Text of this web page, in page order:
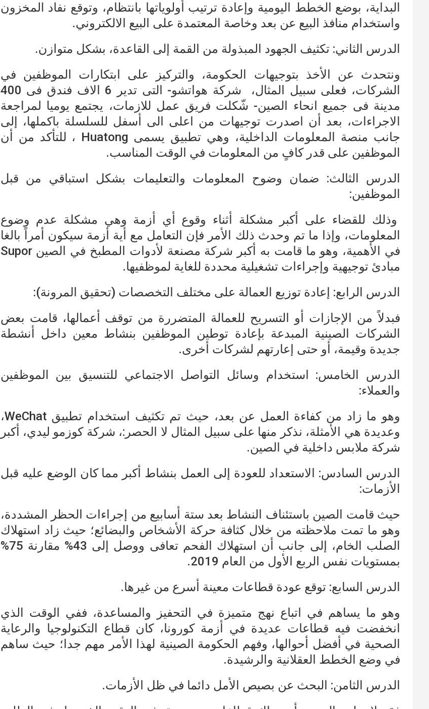
البداية، بوضع الخطط اليومية وإعادة ترتيب أولوياتها بانتظام، وتوقع نفاد المخزون
واستخدام منافذ البيع عن بعد وخاصة المعتمدة على البيع الالكتروني.
الدرس الثاني: تكثيف الجهود المبذولة من القمة إلى القاعدة، بشكل متوازن.
ونتحدث عن الأخذ بتوجيهات الحكومة، والتركيز على ابتكارات الموظفين في
الشركات، فعلى سبيل المثال، شركة هواتشو- التى تدير 6 الاف فندق فى 400
مدينة فى جميع انحاء الصين- شّكلت فريق عمل للازمات، يجتمع يوميا لمراجعة
الاجراءات، بعد أن اصدرت توجيهات من اعلى الى أسفل للسلسلة باكملها، إلى
جانب منصة المعلومات الداخلية، وهي تطبيق يسمى Huatong ، للتأكد من أن
الموظفين على قدر كافٍ من المعلومات في الوقت المناسب.
الدرس الثالث: ضمان وضوح المعلومات والتعليمات بشكل استباقي من قبل
الموظفين:
وذلك للقضاء على أكبر مشكلة أثناء وقوع أي أزمة وهي مشكلة عدم وضوع
المعلومات، وإذا ما تم وحدث ذلك الأمر فإن التعامل مع أية أزمة سيكون أمراً بالغا
في الأهمية، وهو ما قامت به أكبر شركة مصنعة لأدوات المطبخ في الصين Supor
مبادئ توجيهية وإجراءات تشغيلية محددة للغاية لموظفيها.
الدرس الرابع: إعادة توزيع العمالة على مختلف التخصصات (تحقيق المرونة):
فبدلاً من الإجازات أو التسريح للعمالة المتضررة من توقف أعمالها، قامت بعض
الشركات الصينية المبدعة بإعادة توطين الموظفين بنشاط معين داخل أنشطة
جديدة وقيمة، أو حتى إعارتهم لشركات أخرى.
الدرس الخامس: استخدام وسائل التواصل الاجتماعي للتنسيق بين الموظفين
والعملاء:
وهو ما زاد من كفاءة العمل عن بعد، حيث تم تكثيف استخدام تطبيق WeChat،
وعديدة هي الأمثلة، نذكر منها على سبيل المثال لا الحصر:، شركة كوزمو ليدي، أكبر
شركة ملابس داخلية في الصين.
الدرس السادس: الاستعداد للعودة إلى العمل بنشاط أكبر مما كان الوضع عليه قبل
الأزمات:
حيث قامت الصين باستئناف النشاط بعد ستة أسابيع من إجراءات الحظر المشددة،
وهو ما تمت ملاحظته من خلال كثافة حركة الأشخاص والبضائع؛ حيث زاد استهلاك
الصلب الخام، إلى جانب أن استهلاك الفحم تعافى ووصل إلى 43% مقارنة 75%
بمستويات نفس الربع الأول من العام 2019.
الدرس السابع: توقع عودة قطاعات معينة أسرع من غيرها.
وهو ما يساهم في اتباع نهج متميزة في التحفيز والمساعدة، ففي الوقت الذي
انخفضت فيه قطاعات عديدة في أزمة كورونا، كان قطاع التكنولوجيا والرعاية
الصحية في أفضل أحوالها، وفهم الحكومة الصينية لهذا الأمر مهم جدا؛ حيث ساهم
في وضع الخطط العقلانية والرشيدة.
الدرس الثامن: البحث عن بصيص الأمل دائما في ظل الأزمات.